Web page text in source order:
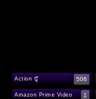
Action บู๊ 506
Amazon Prime Video 1